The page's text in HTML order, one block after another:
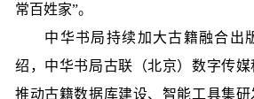
常百姓家”。
中华书局持续加大古籍融合出
绍，中华书局古联（北京）数字传
推动古籍数据库建设、智能工具集